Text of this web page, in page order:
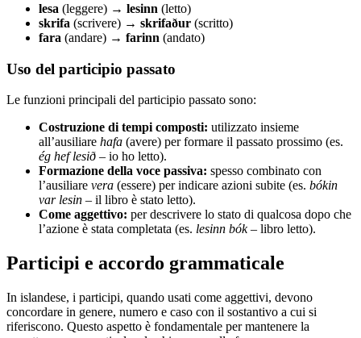
lesa (leggere) → lesinn (letto)
skrifa (scrivere) → skrifaður (scritto)
fara (andare) → farinn (andato)
Uso del participio passato
Le funzioni principali del participio passato sono:
Costruzione di tempi composti: utilizzato insieme
all’ausiliare hafa (avere) per formare il passato prossimo (es.
ég hef lesið – io ho letto).
Formazione della voce passiva: spesso combinato con
l’ausiliare vera (essere) per indicare azioni subite (es. bókin
var lesin – il libro è stato letto).
Come aggettivo: per descrivere lo stato di qualcosa dopo che
l’azione è stata completata (es. lesinn bók– libro letto).
Participi e accordo grammaticale
In islandese, i participi, quando usati come aggettivi, devono
concordare in genere, numero e caso con il sostantivo a cui si
riferiscono. Questo aspetto è fondamentale per mantenere la